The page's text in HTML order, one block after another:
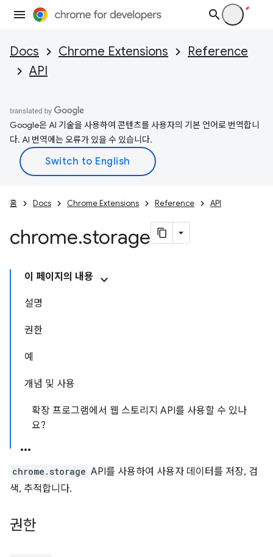
Docs Chrome Extensions
Reference
API
Google은 AI 기술을 사용하여 콘텐츠를 사용자의 기본 언어로 번역합니
다. AI 번역에는 오류가 있을 수 있습니다.
홈 Docs Chrome Extensions Reference API
chrome.storage
이 페이지의 내용
설명
권한
예
개념 및 사용
확장 프로그램에서 웹 스토리지 API를 사용할 수 있나
요?
chrome.storage API를 사용하여 사용자 데이터를 저장, 검
색, 추적합니다.
권한